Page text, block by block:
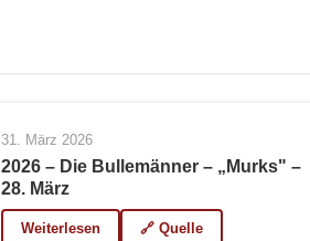
31. März 2026
2026 – Die Bullemänner – „Murks" –
28. März
Weiterlesen 🔗 Quelle